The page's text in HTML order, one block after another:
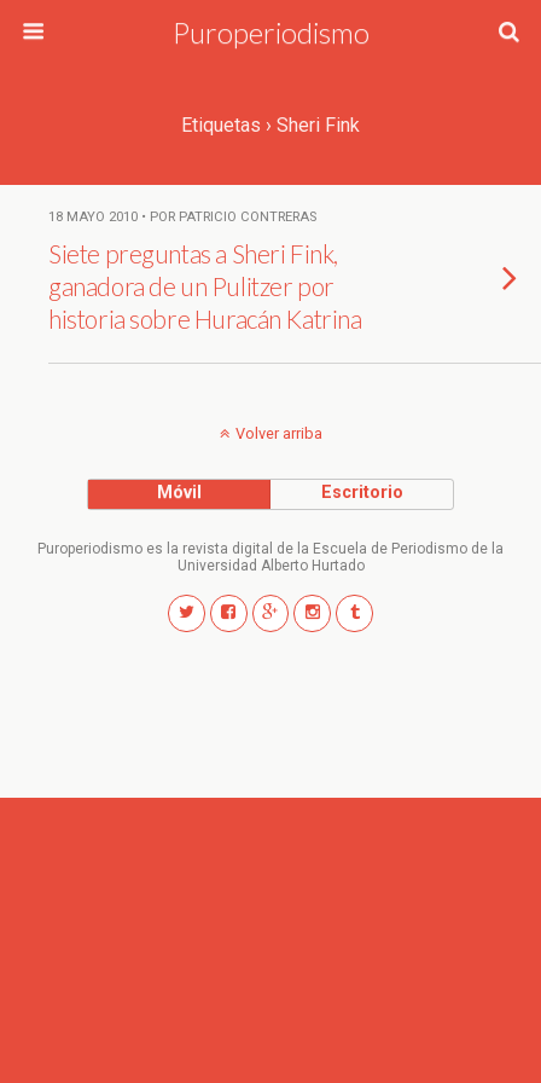
Puroperiodismo
Etiquetas › Sheri Fink
18 MAYO 2010 • POR PATRICIO CONTRERAS
Siete preguntas a Sheri Fink,
ganadora de un Pulitzer por
historia sobre Huracán Katrina
Volver arriba
Móvil Escritorio
Puroperiodismo es la revista digital de la Escuela de Periodismo de la
Universidad Alberto Hurtado